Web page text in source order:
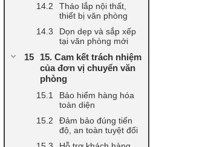
Tháo lắp nội thất,
thiết bị văn phòng
Dọn dẹp và sắp xếp
tại văn phòng mới
15. Cam kết trách nhiệm
của đơn vị chuyển văn
phòng
Bảo hiểm hàng hóa
toàn diện
Đảm bảo đúng tiến
độ, an toàn tuyệt đối